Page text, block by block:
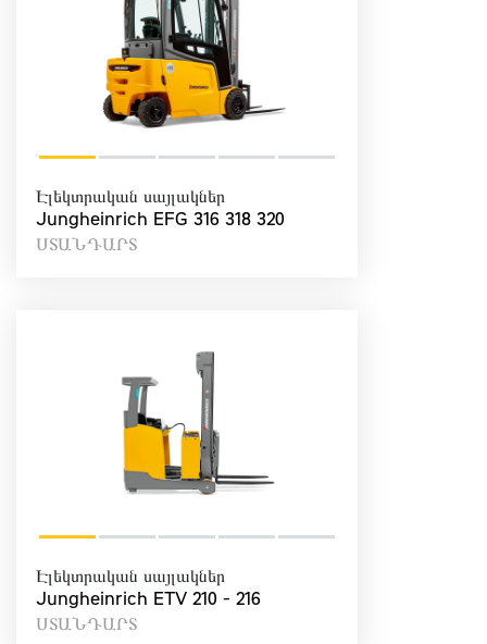
Էլեկտրական սայլակներ
Jungheinrich EFG 316 318 320
ՍՏԱՆԴԱՐՏ
Էլեկտրական սայլակներ
Jungheinrich ETV 210 - 216
ՍՏԱՆԴԱՐՏ